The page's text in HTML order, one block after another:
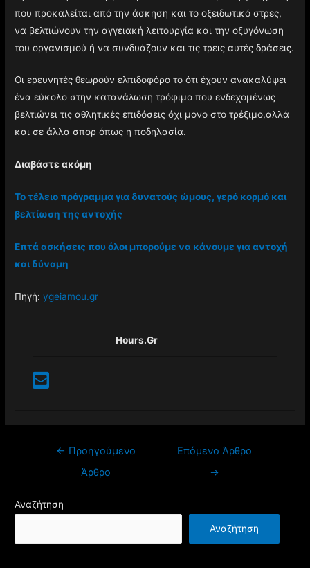
που προκαλείται από την άσκηση και το οξειδωτικό στρες,
να βελτιώνουν την αγγειακή λειτουργία και την οξυγόνωση
του οργανισμού ή να συνδυάζουν και τις τρεις αυτές δράσεις.
Οι ερευνητές θεωρούν ελπιδοφόρο το ότι έχουν ανακαλύψει
ένα εύκολο στην κατανάλωση τρόφιμο που ενδεχομένως
βελτιώνει τις αθλητικές επιδόσεις όχι μονο στο τρέξιμο,αλλά
και σε άλλα σπορ όπως η ποδηλασία.
Διαβάστε ακόμη
Το τέλειο πρόγραμμα για δυνατούς ώμους, γερό κορμό και
βελτίωση της αντοχής
Επτά ασκήσεις που όλοι μπορούμε να κάνουμε για αντοχή
και δύναμη
Πηγή:ygeiamou.gr
Hours.gr
← Προηγούμενο
Άρθρο
Επόμενο Άρθρο
→
Αναζήτηση
Αναζήτηση